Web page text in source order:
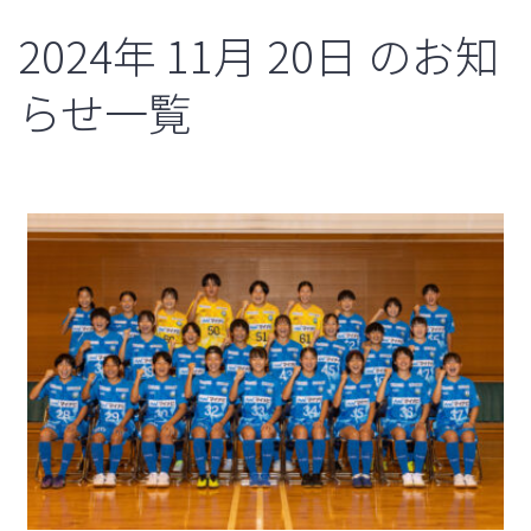
2024年 11月 20日 のお知
らせ一覧